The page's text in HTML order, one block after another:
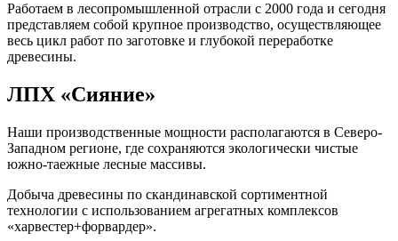
Работаем в лесопромышленной отрасли с 2000 года и сегодня
представляем собой крупное производство, осуществляющее
весь цикл работ по заготовке и глубокой переработке
древесины.
ЛПХ «Сияние»
Наши производственные мощности располагаются в Северо-
Западном регионе, где сохраняются экологически чистые
южно-таежные лесные массивы.
Добыча древесины по скандинавской сортиментной
технологии с использованием агрегатных комплексов
«харвестер+форвардер».